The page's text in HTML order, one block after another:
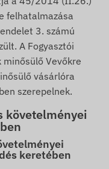
felhatalmazása
3. számú
A Fogyasztói
Vevőkre
vásárlóra
szerepelnek.
követelményei
keretében